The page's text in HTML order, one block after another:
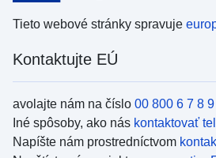
Tieto webové stránky spravuje
Kontaktujte EÚ
avolajte nám na číslo 00 800 6 7 8
Iné spôsoby, ako nás kontaktovať
Napíšte nám prostredníctvom